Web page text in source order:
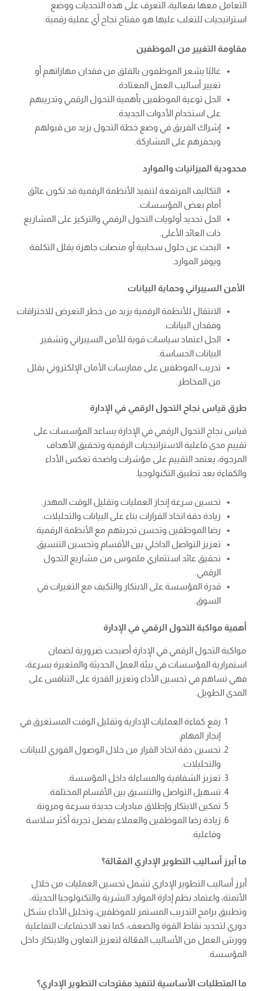
التعامل معها بفعالية، التعرف على هذه التحديات ووضع
استراتيجيات للتغلب عليها هو مفتاح نجاح أي عملية رقمية.
مقاومة التغيير من الموظفين
غالبًا يشعر الموظفون بالقلق من فقدان مهاراتهم أو
تغيير أساليب العمل المعتادة.
الحل توعية الموظفين بأهمية التحول الرقمي وتدريبهم
على استخدام الأدوات الجديدة.
إشراك الفريق في وضع خطة التحول يزيد من قبولهم
ويحفزهم على المشاركة.
محدودية الميزانيات والموارد
التكاليف المرتفعة لتنفيذ الأنظمة الرقمية قد تكون عائق
أمام بعض المؤسسات.
الحل تحديد أولويات التحول الرقمي والتركيز على المشاريع
ذات العائد الأعلى.
البحث عن حلول سحابية أو منصات جاهزة يقلل التكلفة
ويوفر الموارد.
الأمن السيبراني وحماية البيانات
الانتقال للأنظمة الرقمية يزيد من خطر التعرض للاختراقات
وفقدان البيانات.
الحل اعتماد سياسات قوية للأمن السيبراني وتشفير
البيانات الحساسة.
تدريب الموظفين على ممارسات الأمان الإلكتروني يقلل
من المخاطر.
طرق قياس نجاح التحول الرقمي في الإدارة
قياس نجاح التحول الرقمي في الإدارة يساعد المؤسسات على
تقييم مدى فاعلية الاستراتيجيات الرقمية وتحقيق الأهداف
المرجوة، يعتمد التقييم على مؤشرات واضحة تعكس الأداء
والكفاءة بعد تطبيق التكنولوجيا.
تحسين سرعة إنجاز العمليات وتقليل الوقت المهدر.
زيادة دقة اتخاذ القرارات بناء على البيانات والتحليلات.
رضا الموظفين وتحسن تجربتهم مع الأنظمة الرقمية.
تعزيز التواصل الداخلي بين الأقسام وتحسين التنسيق.
تحقيق عائد استثماري ملموس من مشاريع التحول
الرقمي.
قدرة المؤسسة على الابتكار والتكيف مع التغيرات في
السوق.
أهمية مواكبة التحول الرقمي في الإدارة
مواكبة التحول الرقمي في الإدارة أصبحت ضرورية لضمان
استمرارية المؤسسات في بيئة العمل الحديثة والمتغيرة بسرعة،
فهي تساهم في تحسين الأداء وتعزيز القدرة على التنافس على
المدى الطويل.
رفع كفاءة العمليات الإدارية وتقليل الوقت المستغرق في
إنجاز المهام.
تحسين دقة اتخاذ القرار من خلال الوصول الفوري للبيانات
والتحليلات.
تعزيز الشفافية والمساءلة داخل المؤسسة.
تسهيل التواصل والتنسيق بين الأقسام المختلفة.
تمكين الابتكار وإطلاق مبادرات جديدة بسرعة ومرونة.
زيادة رضا الموظفين والعملاء بفضل تجربة أكثر سلاسة
وفاعلية.
ما أبرز أساليب التطوير الإداري الفعّالة؟
أبرز أساليب التطوير الإداري تشمل تحسين العمليات من خلال
الأتمتة، واعتماد نظم إدارة الموارد البشرية والتكنولوجيا الحديثة،
وتطبيق برامج التدريب المستمر للموظفين، وتحليل الأداء بشكل
دوري لتحديد نقاط القوة والضعف، كما تعد الاجتماعات التفاعلية
وورش العمل من الأساليب الفعّالة لتعزيز التعاون والابتكار داخل
المؤسسة.
ما المتطلبات الأساسية لتنفيذ مقترحات التطوير الإداري؟